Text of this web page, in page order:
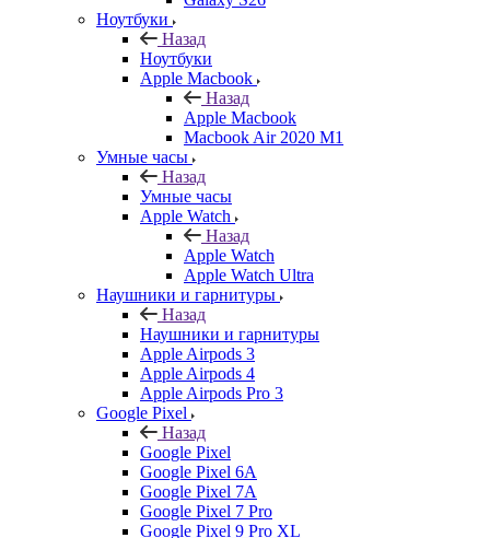
Ноутбуки
Назад
Ноутбуки
Apple Macbook
Назад
Apple Macbook
Macbook Air 2020 M1
Умные часы
Назад
Умные часы
Apple Watch
Назад
Apple Watch
Apple Watch Ultra
Наушники и гарнитуры
Назад
Наушники и гарнитуры
Apple Airpods 3
Apple Airpods 4
Apple Airpods Pro 3
Google Pixel
Назад
Google Pixel
Google Pixel 6A
Google Pixel 7А
Google Pixel 7 Pro
Google Pixel 9 Pro XL